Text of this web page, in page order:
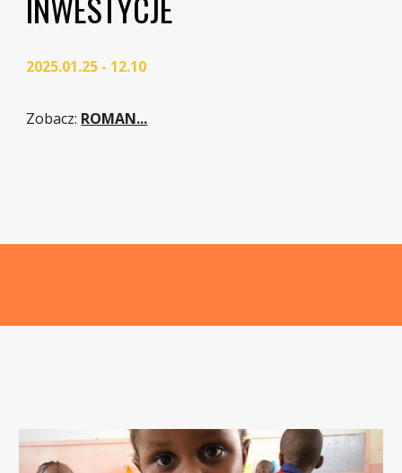
2025.01.25 - 12.10
Zobacz: ROMAN...